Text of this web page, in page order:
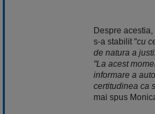
Despre
s-a stabilit "cu
de natura a
"La acest
informare a
certitudinea ca
mai spus